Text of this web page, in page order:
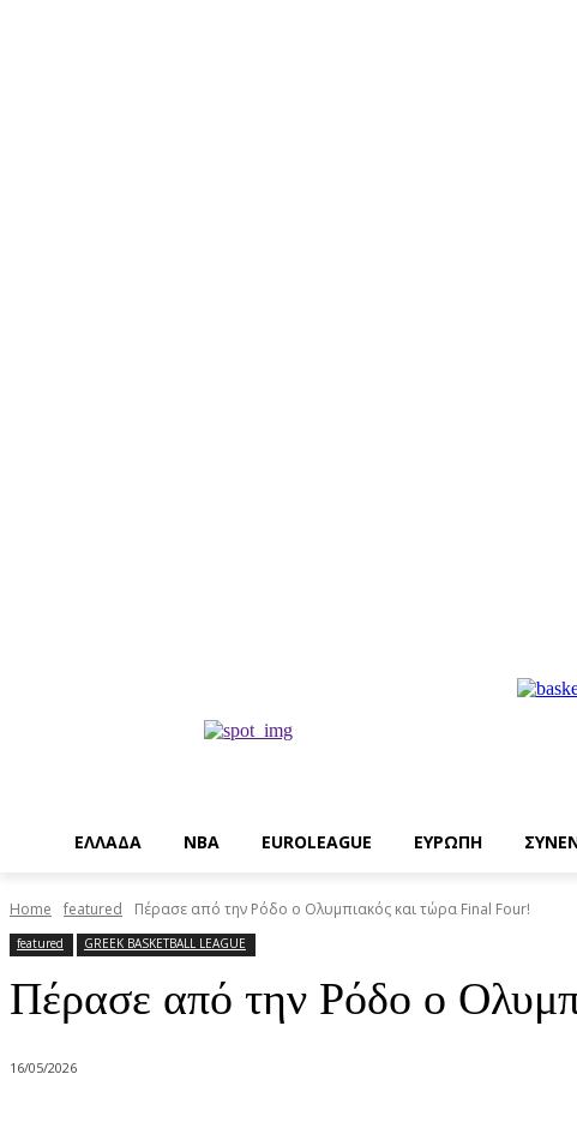
EΛΛΑΔΑ NBA ΕUROLEAGUE ΕΥΡΩΠΗ
Home featured Πέρασε από την Ρόδο ο Ολυμπιακός και τώρα Final Four!
featured GREEK BASKETBALL LEAGUE
Πέρασε από την Ρόδο ο
16/05/2026